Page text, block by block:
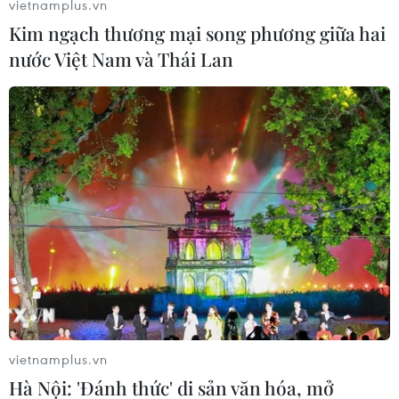
# tiêm vaccine phòng COVID-19
#Tiêm chủng
#COVID-19
#Bệnh nhân
vietnamplus.vn
Kim ngạch thương mại song phương giữa hai
nước Việt Nam và Thái Lan
vietnamplus.vn
Hà Nội: 'Đánh thức' di sản văn hóa, mở